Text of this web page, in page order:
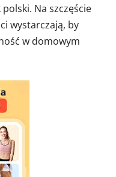
Na szczęście
wystarczają, by
w domowym